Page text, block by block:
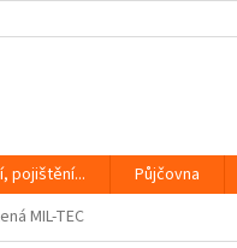
pojištění... Půjčovna
MIL-TEC